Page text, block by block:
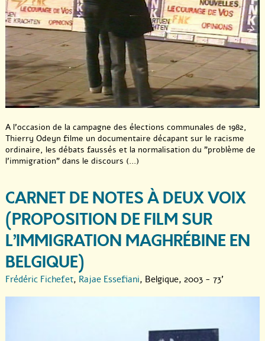
A l’occasion de la campagne des élections communales de 1982,
Thierry Odeyn filme un documentaire décapant sur le racisme
ordinaire, les débats faussés et la normalisation du "problème de
l’immigration" dans le discours (...)
CARNET DE NOTES À DEUX VOIX
(PROPOSITION DE FILM SUR
L’IMMIGRATION MAGHRÉBINE EN
BELGIQUE)
Frédéric Fichefet, Rajae Essefiani, Belgique, 2003 - 73'